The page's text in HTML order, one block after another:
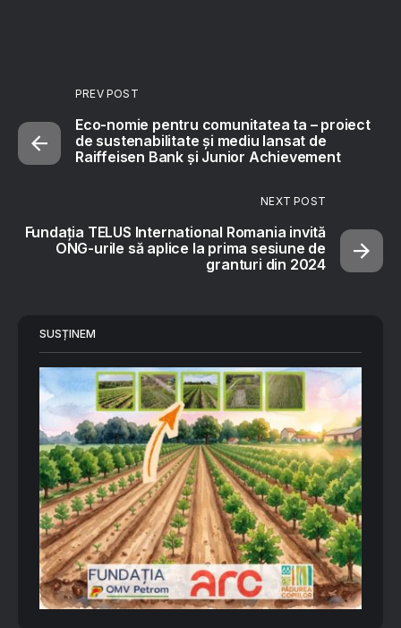
PREV POST
Eco-nomie pentru comunitatea ta – proiect
de sustenabilitate și mediu lansat de
Raiffeisen Bank și Junior Achievement
NEXT POST
Fundația TELUS International Romania invită
ONG-urile să aplice la prima sesiune de
granturi din 2024
SUSȚINEM